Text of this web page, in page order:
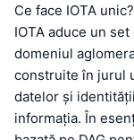
Ce face IOTA unic?
IOTA aduce un
domeniul
construite în jurul
datelor și
informația. În